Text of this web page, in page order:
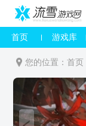
首页 游戏库
您的位置：首页